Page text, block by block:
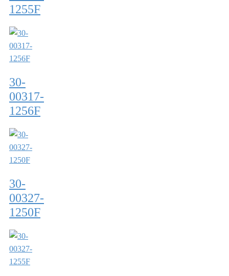
1255F
30-
00317-
1256F
30-
00327-
1250F